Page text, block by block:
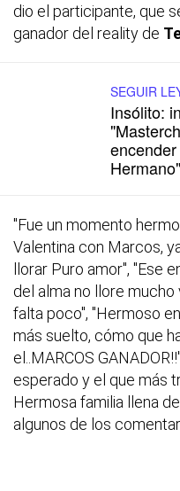
dio el participante, que
ganador del reality de
SEGUIR
Insólito:
Hermano"
"Fue un momento
Valentina con Marcos,
llorar Puro amor", "Ese
del alma no llore
falta poco", "Hermoso
más suelto, cómo que
el..MARCOS
esperado y el que más
Hermosa familia llena
algunos de los